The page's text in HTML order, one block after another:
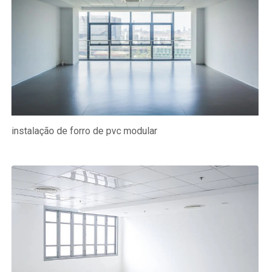
instalação de forro de pvc modular